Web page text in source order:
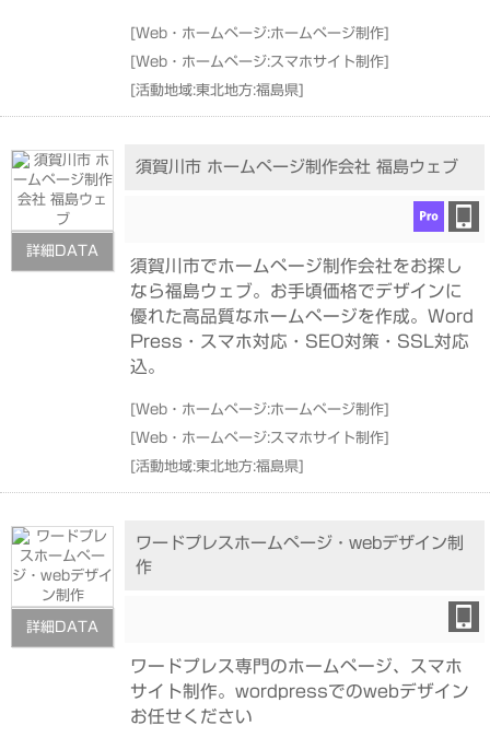
[Web・ホームページ:ホームページ制作]
[Web・ホームページ:スマホサイト制作]
[活動地域:東北地方:福島県]
詳細DATA
須賀川市 ホームページ制作会社 福島ウェブ
須賀川市でホームページ制作会社をお探し
なら福島ウェブ。お手頃価格でデザインに
優れた高品質なホームページを作成。Word
Press・スマホ対応・SEO対策・SSL対応
込。
[Web・ホームページ:ホームページ制作]
[Web・ホームページ:スマホサイト制作]
[活動地域:東北地方:福島県]
詳細DATA
ワードプレスホームページ・webデザイン制
作
ワードプレス専門のホームページ、スマホ
サイト制作。wordpressでのwebデザイン
お任せください